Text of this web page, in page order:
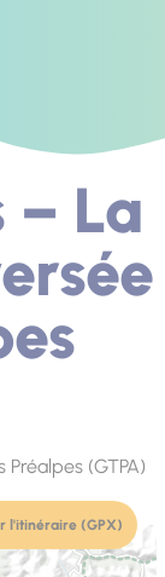
– La
(GTPA)
l'itinéraire (GPX)
(téléchargement,